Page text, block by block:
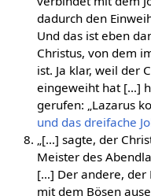
dadurch den
Und das ist eben
Christus, von dem
ist. Ja klar, weil der
eingeweiht hat […]
gerufen: „Lazarus
und das dreifache
„[…] sagte, der
Meister des
[…] Der andere, der
mit dem Bösen